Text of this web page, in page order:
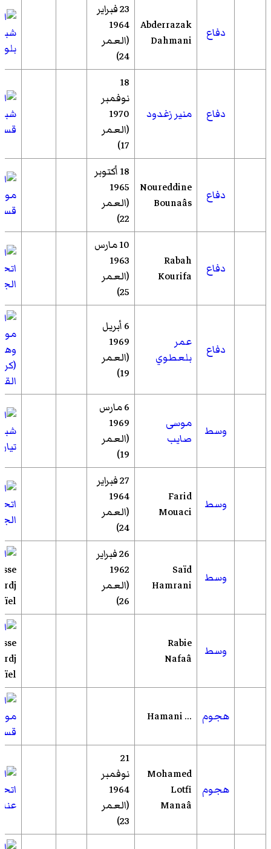
دفاع
Abderrazak
Dahmani
23 فبراير
1964
(العمر
24)
دفاع منير زغدود
18
نوفمبر
1970
(العمر
17)
دفاع
Noureddine
Bounaâs
18 أكتوبر
1965
(العمر
22)
دفاع
Rabah
Kourifa
10 مارس
1963
(العمر
25)
دفاع
عمر
بلعطوي
6 أبريل
1969
(العمر
19)
(كرة
وسط
موسى
صايب
6 مارس
1969
(العمر
19)
وسط
Farid
Mouaci
27 فبراير
1964
(العمر
24)
وسط
Saïd
Hamrani
26 فبراير
1962
(العمر
26)
وسط
Rabie
Nafaâ
هجوم ... Hamani
هجوم
Mohamed
Lotfi
Manaâ
21
نوفمبر
1964
(العمر
23)